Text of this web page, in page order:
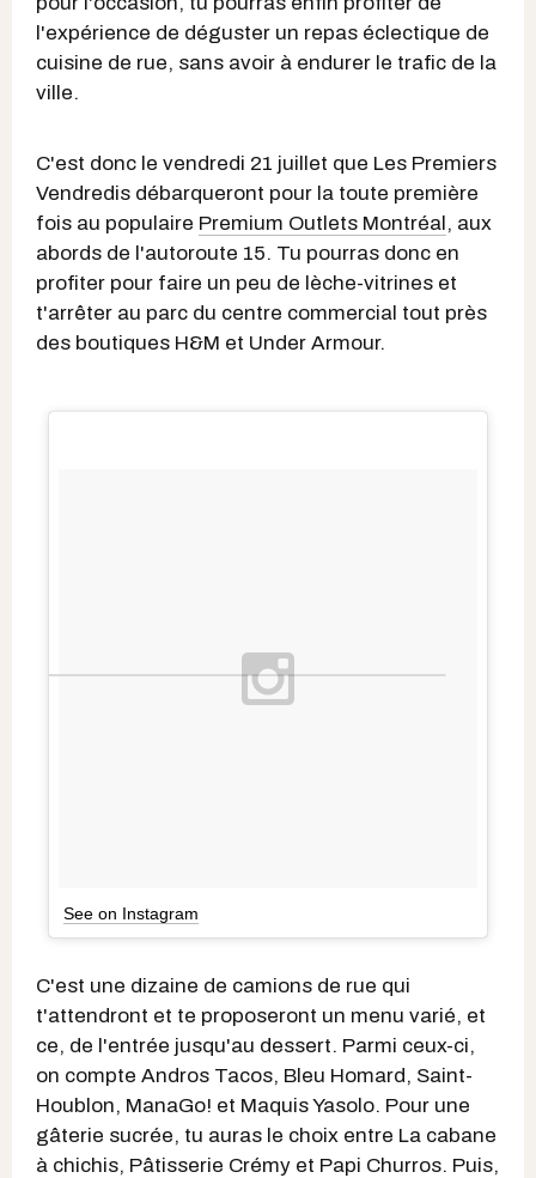
l'expérience de déguster un repas éclectique de
cuisine de rue, sans avoir à endurer le trafic de la
ville.
C'est donc le vendredi 21 juillet que Les Premiers
Vendredis débarqueront pour la toute première
fois au populaire Premium Outlets Montréal, aux
abords de l'autoroute 15. Tu pourras donc en
profiter pour faire un peu de lèche-vitrines et
t'arrêter au parc du centre commercial tout près
des boutiques H&M et Under Armour.
See on Instagram
C'est une dizaine de camions de rue qui
t'attendront et te proposeront un menu varié, et
ce, de l'entrée jusqu'au dessert. Parmi ceux-ci,
on compte Andros Tacos, Bleu Homard, Saint-
Houblon, ManaGo! et Maquis Yasolo. Pour une
gâterie sucrée, tu auras le choix entre La cabane
à chichis, Pâtisserie Crémy et Papi Churros. Puis,